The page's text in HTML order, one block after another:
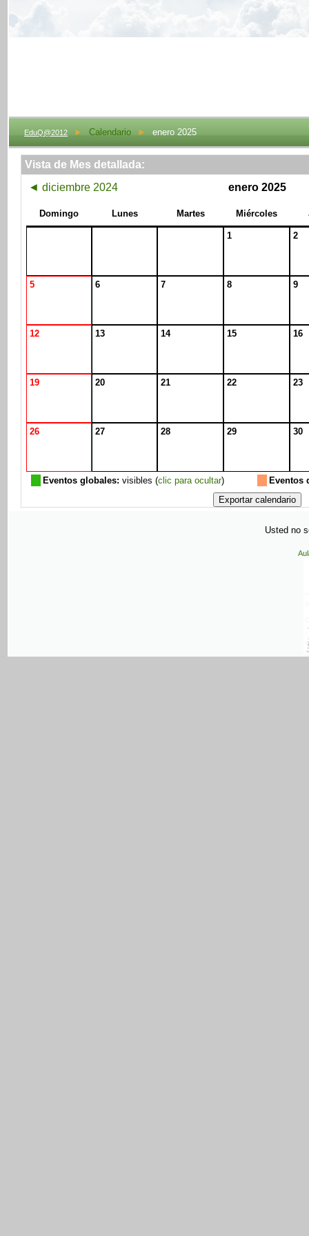
EduQ@2012 ► Calendario ► enero 2025
Vista de Mes detallada:
◄ diciembre 2024 enero 2025
Domingo Lunes Martes Miércoles
1 2
5 6 7 8 9
12 13 14 15 16
19 20 21 22 23
26 27 28 29 30
Eventos globales: visibles (clic para ocultar) Eventos
Usted no